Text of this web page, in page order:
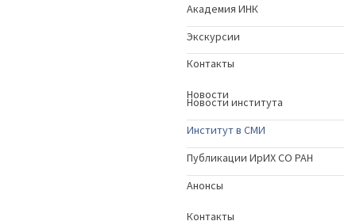
Академия ИНК
Экскурсии
Контакты
Новости
Новости института
Институт в СМИ
Публикации ИрИХ СО РАН
Анонсы
Контакты